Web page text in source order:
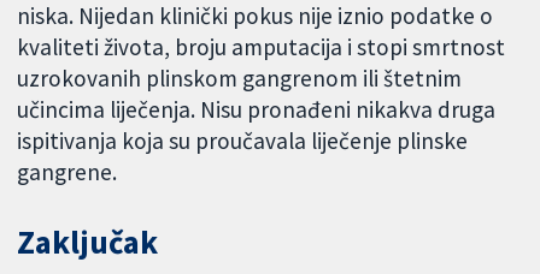
niska. Nijedan klinički pokus nije iznio podatke o
kvaliteti života, broju amputacija i stopi smrtnost
uzrokovanih plinskom gangrenom ili štetnim
učincima liječenja. Nisu pronađeni nikakva druga
ispitivanja koja su proučavala liječenje plinske
gangrene.
Zaključak